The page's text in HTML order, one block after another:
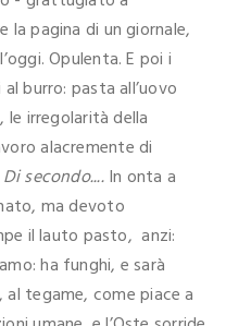
la pagina di un giornale,
Opulenta. E poi i
burro: pasta all’uovo
irregolarità della
alacremente di
Di secondo....In onta a
ma devoto
il lauto pasto, anzi:
ha funghi, e sarà
tegame, come piace a